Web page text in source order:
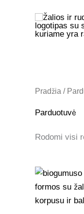
Pradžia /
Parduotuvė
Rodomi visi